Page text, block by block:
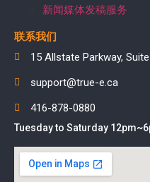
新闻媒体发稿服务
联系我们
15 Allstate Parkway,
support@true-e.ca
416-878-0880
Tuesday to Saturday